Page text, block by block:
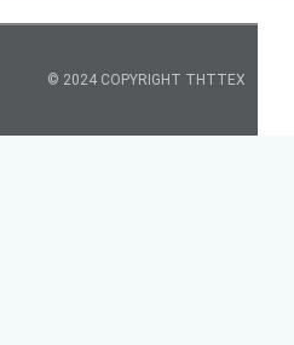
© 2024 COPYRIGHT THTTEX